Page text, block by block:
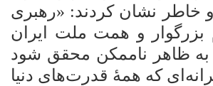
و خاطر نشان کردند: «رهبری
بزرگوار و همت ملت ایران
ظاهر ناممکن محقق شود
که همۀ قدرت‌های دنیا